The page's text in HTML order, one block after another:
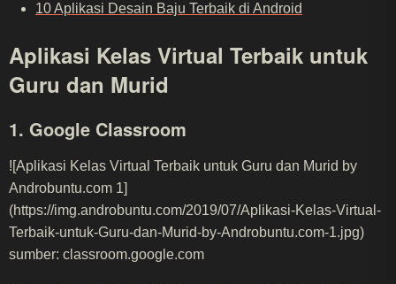
10 Aplikasi Desain Baju Terbaik di Android
Aplikasi Kelas Virtual Terbaik untuk
Guru dan Murid
1. Google Classroom
![Aplikasi Kelas Virtual Terbaik untuk Guru dan Murid by
Androbuntu.com 1]
(https://img.androbuntu.com/2019/07/Aplikasi-Kelas-Virtual-
Terbaik-untuk-Guru-dan-Murid-by-Androbuntu.com-1.jpg)
sumber: classroom.google.com